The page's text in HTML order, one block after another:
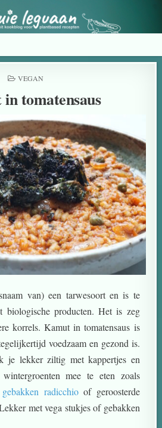
VEGAN
tomatensaus
van) een tarwesoort en is te
producten. Het is zeg
korrels. Kamut in tomatensaus is
voedzaam en gezond is.
je lekker ziltig met kappertjes en
mee te eten zoals
radicchioof geroosterde
met vega stukjes of gebakken